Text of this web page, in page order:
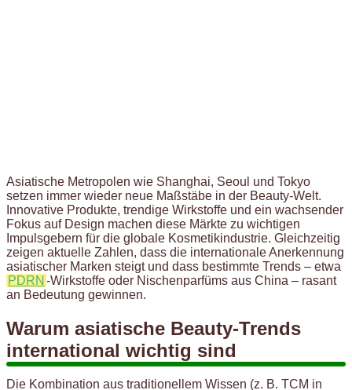
Asiatische Metropolen wie Shanghai, Seoul und Tokyo
setzen immer wieder neue Maßstäbe in der Beauty-Welt.
Innovative Produkte, trendige Wirkstoffe und ein wachsender
Fokus auf Design machen diese Märkte zu wichtigen
Impulsgebern für die globale Kosmetikindustrie. Gleichzeitig
zeigen aktuelle Zahlen, dass die internationale Anerkennung
asiatischer Marken steigt und dass bestimmte Trends – etwa
PDRN -Wirkstoffe oder Nischenparfüms aus China – rasant
an Bedeutung gewinnen.
Warum asiatische Beauty-Trends
international wichtig sind
Die Kombination aus traditionellem Wissen (z. B. TCM in